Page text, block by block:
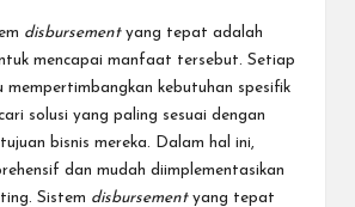
disbursementyang tepat adalah
mencapai manfaat tersebut. Setiap
mempertimbangkan kebutuhan spesifik
solusi yang paling sesuai dengan
bisnis mereka. Dalam hal ini,
dan mudah diimplementasikan
Sistem disbursementyang tepat